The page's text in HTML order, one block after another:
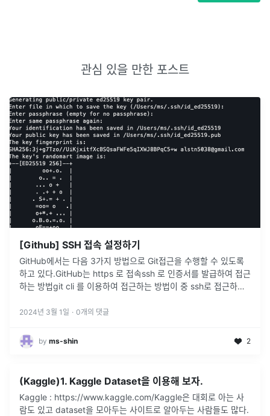
관심 있을 만한 포스트
[Github] SSH 접속 설정하기
GitHub에서는 다음 3가지 방법으로 Git접근을 수행할 수 있도록
하고 있다.GitHub는 https 로 접속ssh 로 인증서를 발급하여 접근
하는 방법git cli 를 이용하여 접근하는 방법이 중 ssh로 접근하는
2024년 3월 1일 · 0개의 댓글
by ms-shin 2
(Kaggle)1. Kaggle Dataset을 이용해 보자.
Kaggle : https://www.kaggle.com/Kaggle은 대회로 아는 사
람도 있고 dataset을 모아두는 사이트로 알아두는 사람들도 많다.